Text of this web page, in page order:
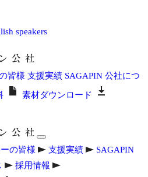
speakers
皆様 支援実績 SAGAPIN 公社につ
素材ダウンロード
の皆様 支援実績
SAGAPIN
採用情報